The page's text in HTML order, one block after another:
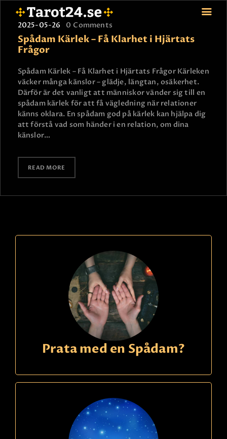
HEM
ASTROLOGI
STJÄRNTECKEN
TAROT
SPÅDAM-SIERSKA
JOBBA SOM SPÅDAM
BETALNING
2025-05-26 0 Comments
Spådam Kärlek – Få Klarhet i Hjärtats
Frågor
Spådam Kärlek – Få Klarhet i Hjärtats Frågor Kärleken
väcker många känslor – glädje, längtan, osäkerhet.
Därför är det vanligt att människor vänder sig till en
spådam kärlek för att få vägledning när relationer
känns oklara. En spådam god på kärlek kan hjälpa dig
att förstå vad som händer i en relation, om dina
känslor…
READ MORE
Prata med en Spådam?